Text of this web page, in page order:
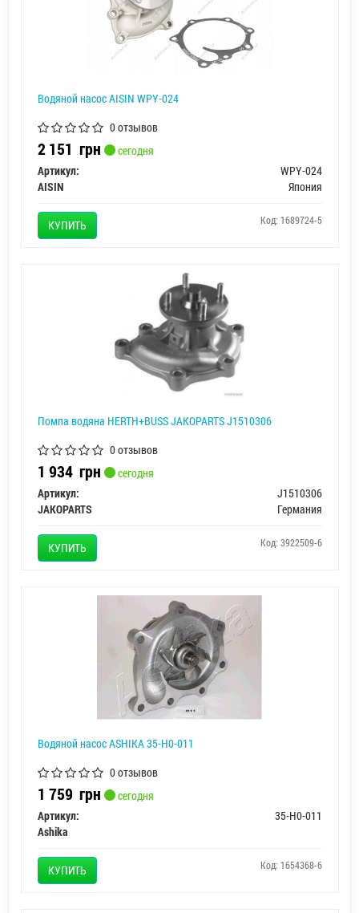
Водяной насос AISIN WPY-024
0 отзывов
2 151 грн
сегодня
Артикул:
WPY-024
AISIN
Япония
КУПИТЬ Код: 1689724-5
Помпа водяна HERTH+BUSS JAKOPARTS J1510306
0 отзывов
1 934 грн
сегодня
Артикул:
J1510306
JAKOPARTS
Германия
КУПИТЬ Код: 3922509-6
Водяной насос ASHIKA 35-H0-011
0 отзывов
1 759 грн
сегодня
Артикул:
35-H0-011
Ashika
КУПИТЬ Код: 1654368-6